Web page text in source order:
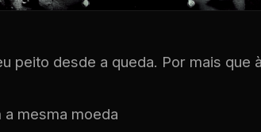
peito desde a queda. Por mais que
a mesma moeda